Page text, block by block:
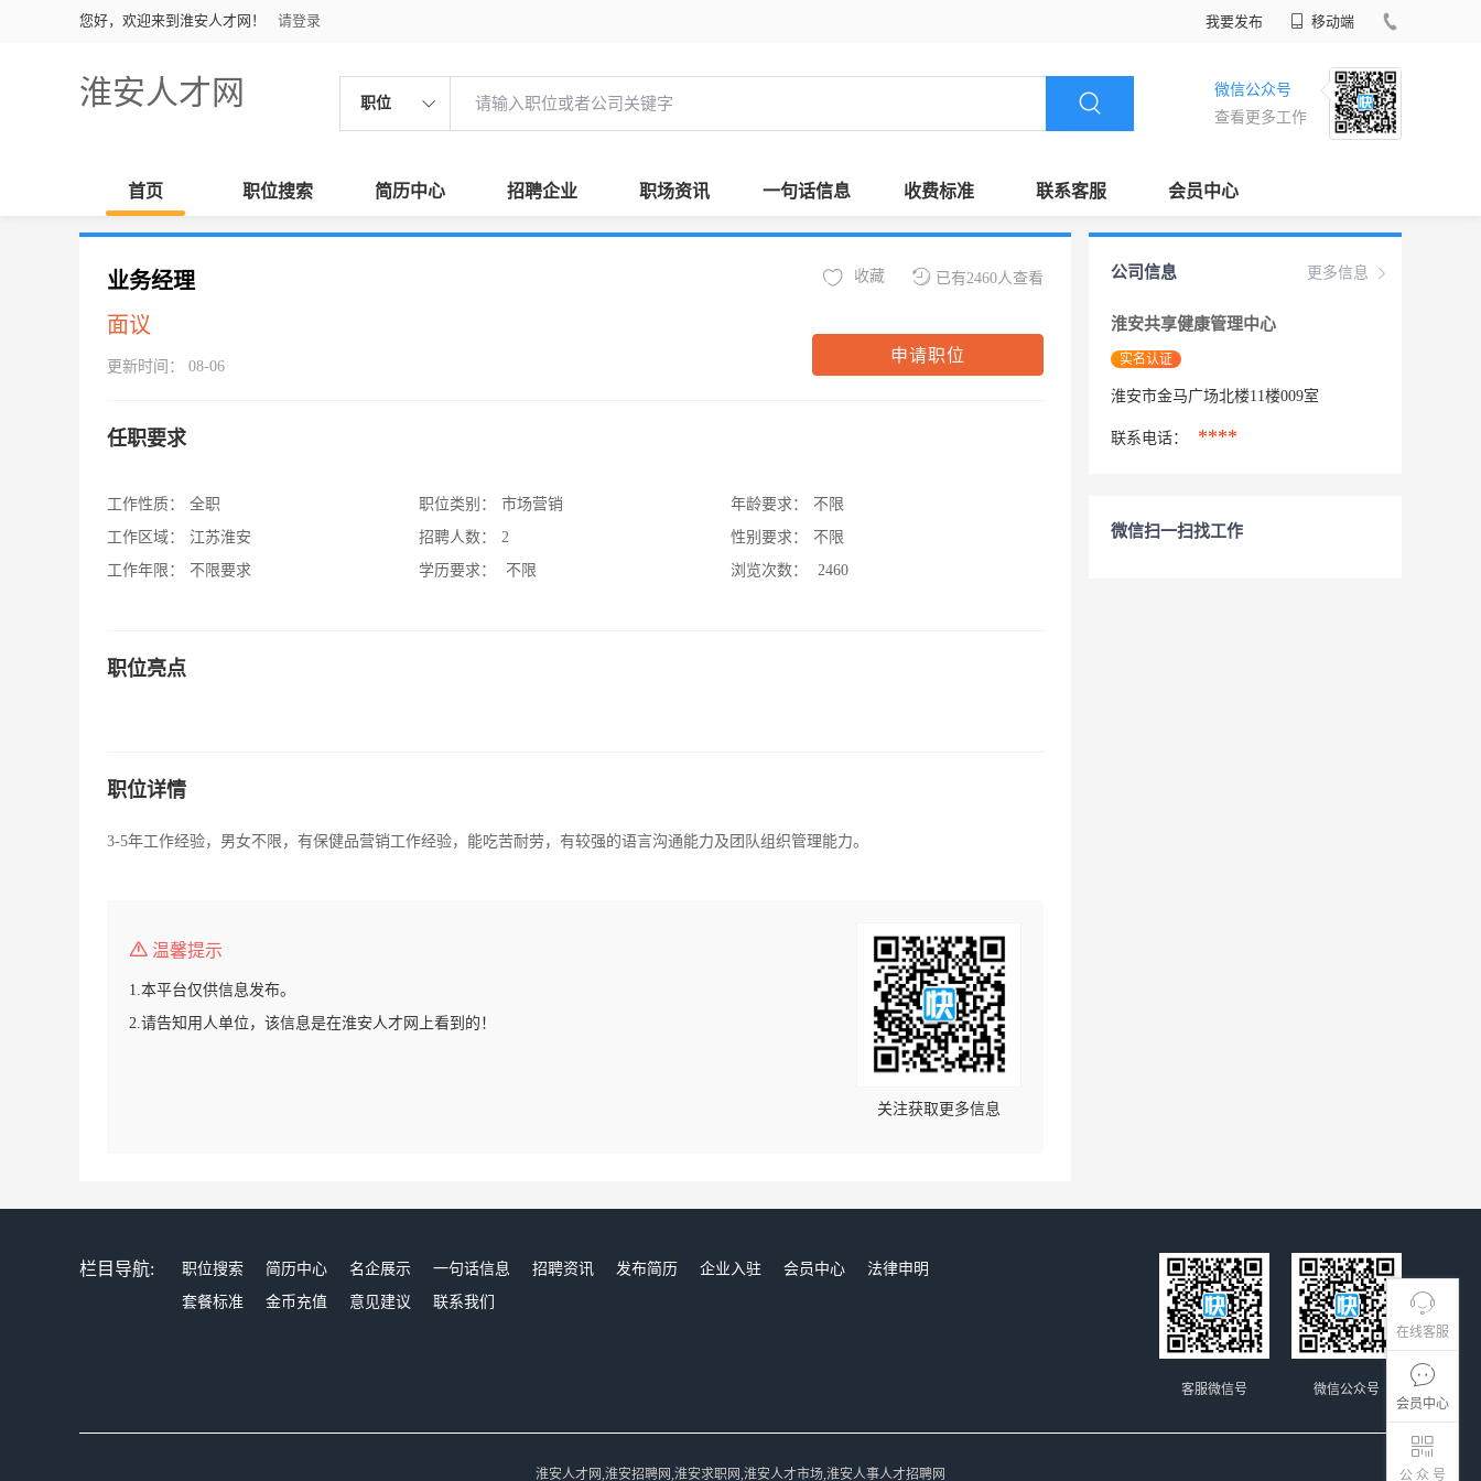
您好，欢迎来到淮安人才网！ 请登录 我要发布 移动端
淮安人才网 职位
微信公众号
查看更多工作
首页 职位搜索 简历中心 招聘企业 职场资讯 一句话信息 收费标准 联系客服 会员中心
在线客服
会员中心
公 众 号
业务经理
面议
更新时间： 08-06
已有2460人查看
收藏
申请职位
任职要求
工作性质：
全职
工作区域：
江苏淮安
工作年限：
不限要求
职位类别：
市场营销
招聘人数：
2
学历要求：
不限
年龄要求：
不限
性别要求：
不限
浏览次数：
2460
职位亮点
职位详情
3-5年工作经验，男女不限，有保健品营销工作经验，能吃苦耐劳，有较强的语言沟通能力及团队组织管理能力。
温馨提示
1.本平台仅供信息发布。
2.请告知用人单位，该信息是在淮安人才网上看到的！
关注获取更多信息
更多信息
公司信息
淮安共享健康管理中心
实名认证
淮安市金马广场北楼11楼009室
联系电话： ****
微信扫一扫找工作
栏目导航: 职位搜索 简历中心 名企展示 一句话信息 招聘资讯 发布简历 企业入驻 会员中心
法律申明
套餐标准
金币充值 意见建议 联系我们
微信公众号
客服微信号
淮安人才网,淮安招聘网,淮安求职网,淮安人才市场,淮安人事人才招聘网